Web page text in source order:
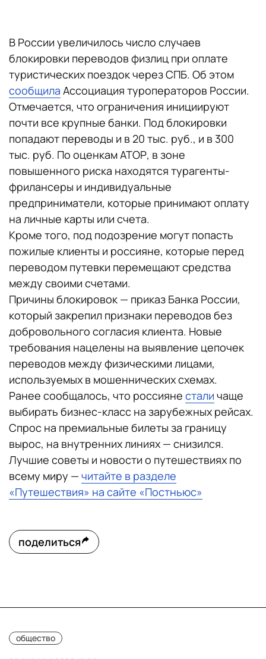
В России увеличилось число случаев
блокировки переводов физлиц при оплате
туристических поездок через СПБ. Об этом
сообщила Ассоциация туроператоров России.
Отмечается, что ограничения инициируют
почти все крупные банки. Под блокировки
попадают переводы и в 20 тыс. руб., и в 300
тыс. руб. По оценкам АТОР, в зоне
повышенного риска находятся турагенты-
фрилансеры и индивидуальные
предприниматели, которые принимают оплату
на личные карты или счета.
Кроме того, под подозрение могут попасть
пожилые клиенты и россияне, которые перед
переводом путевки перемещают средства
между своими счетами.
Причины блокировок — приказ Банка России,
который закрепил признаки переводов без
добровольного согласия клиента. Новые
требования нацелены на выявление цепочек
переводов между физическими лицами,
используемых в мошеннических схемах.
Ранее сообщалось, что россияне стали чаще
выбирать бизнес-класс на зарубежных рейсах.
Спрос на премиальные билеты за границу
вырос, на внутренних линиях — снизился.
Лучшие советы и новости о путешествиях по
всему миру — читайте в разделе
«Путешествия» на сайте «Постньюс»
поделиться
общество